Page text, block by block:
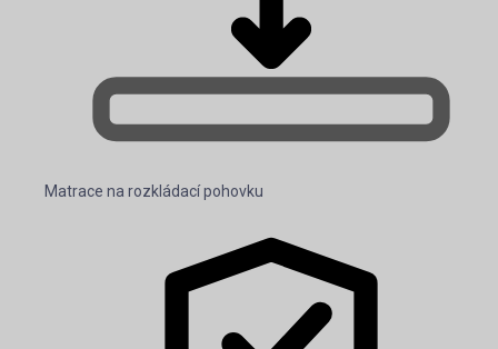
Matrace na rozkládací pohovku